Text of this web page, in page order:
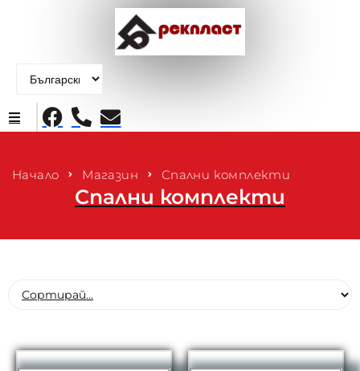
Начало Магазин Спални комплекти
Спални комплекти